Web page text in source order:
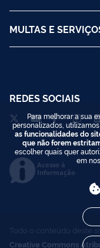
MULTAS E
REDES SOCIAIS
Acesso à
Informação
Todo o conteúdo deste
Creative Commons
Para melhorar a sua
personalizados, utilizamos
as funcionalidades do
que não forem
escolher quais quer
em